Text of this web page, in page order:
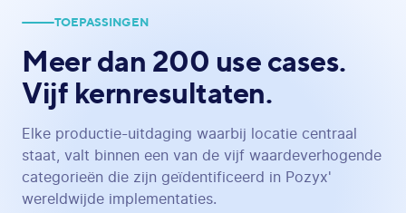
TOEPASSINGEN
Meer dan 200 use cases.
Vijf kernresultaten.
Elke productie-uitdaging waarbij locatie centraal
staat, valt binnen een van de vijf waardeverhogende
categorieën die zijn geïdentificeerd in Pozyx'
wereldwijde implementaties.